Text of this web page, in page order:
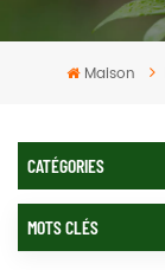
Maison
CATÉGORIES
MOTS CLÉS